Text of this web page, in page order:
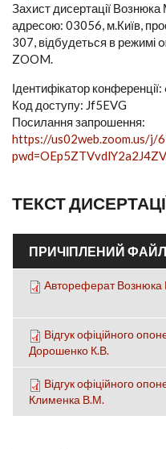
Захист дисертації
адресою: 03056, м.Київ,
307, відбудеться в режимі
ZOOM.
Ідентифікатор
Код доступу: Jf5EVG
Посилання запрошення:
https://us02web.zoom.us/j/
ТЕКСТ
ПРИЧІПЛЕНИЙ ФАЙЛ
Автореферат
Відгук офіційного
Дорошенко К.В.
Відгук офіційного
Клименка В.М.